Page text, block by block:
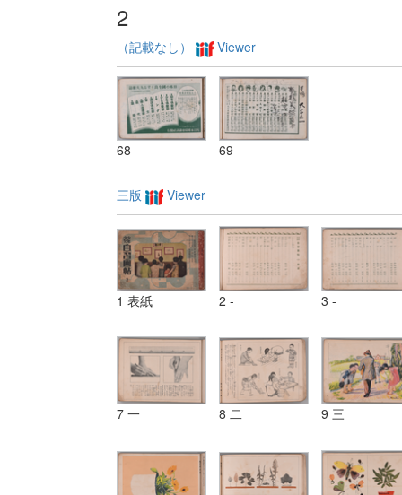
2
（記載なし） Viewer
68 - 69 -
三版 Viewer
1 表紙 2 - 3 -
7 一 8 二 9 三